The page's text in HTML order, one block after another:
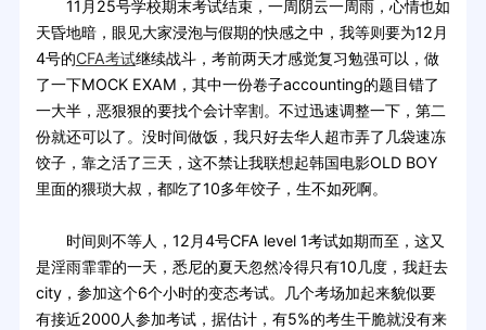
11月25号学校期末考试结束，一周阴云一周雨，心情也如
天昏地暗，眼见大家浸泡与假期的快感之中，我等则要为12月
4号的CFA考试继续战斗，考前两天才感觉复习勉强可以，做
了一下MOCK EXAM，其中一份卷子accounting的题目错了
一大半，恶狠狠的要找个会计宰割。不过迅速调整一下，第二
份就还可以了。没时间做饭，我只好去华人超市弄了几袋速冻
饺子，靠之活了三天，这不禁让我联想起韩国电影OLD BOY
里面的猥琐大叔，都吃了10多年饺子，生不如死啊。
时间则不等人，12月4号CFA level 1考试如期而至，这又
是淫雨霏霏的一天，悉尼的夏天忽然冷得只有10几度，我赶去
city，参加这个6个小时的变态考试。几个考场加起来貌似要
有接近2000人参加考试，据估计，有5%的考生干脆就没有来